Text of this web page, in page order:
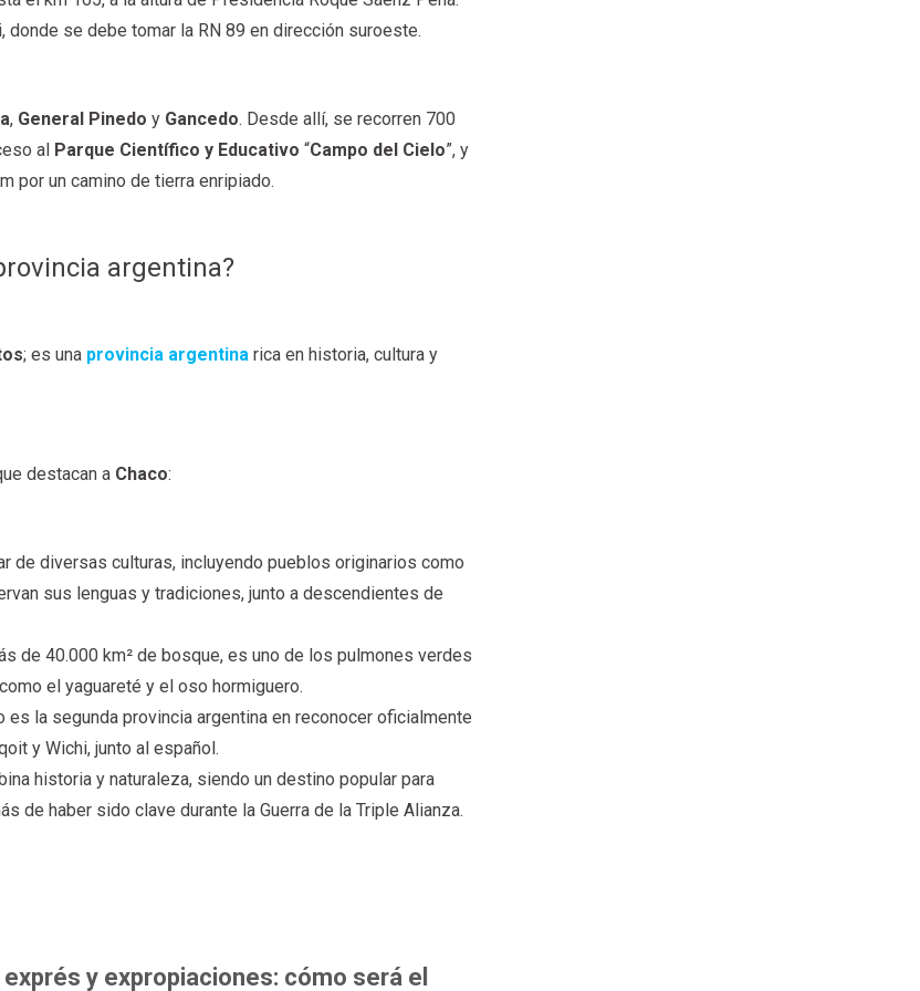
donde se debe tomar la RN 89 en dirección suroeste.
, General Pinedo y Gancedo. Desde allí, se recorren 700
al Parque Científico y Educativo “Campo del Cielo”, y
por un camino de tierra enripiado.
argentina?
; es una provincia argentina rica en historia, cultura y
destacan a Chaco:
de diversas culturas, incluyendo pueblos originarios como
sus lenguas y tradiciones, junto a descendientes de
de 40.000 km² de bosque, es uno de los pulmones verdes
el yaguareté y el oso hormiguero.
es la segunda provincia argentina en reconocer oficialmente
y Wichi, junto al español.
historia y naturaleza, siendo un destino popular para
de haber sido clave durante la Guerra de la Triple Alianza.
y expropiaciones: cómo será el